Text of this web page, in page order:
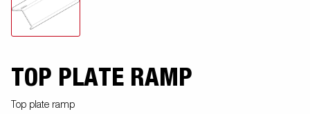
TOP PLATE RAMP
Top plate ramp